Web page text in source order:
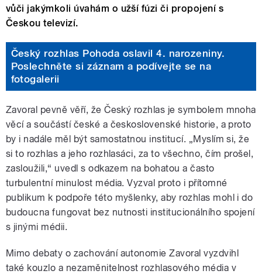
vůči jakýmkoli úvahám o užší fúzi či propojení s
Českou televizí.
Český rozhlas Pohoda oslavil 4. narozeniny.
Poslechněte si záznam a podívejte se na
fotogalerii
Zavoral pevně věří, že Český rozhlas je symbolem mnoha
věcí a součástí české a československé historie, a proto
by i nadále měl být samostatnou institucí. „Myslím si, že
si to rozhlas a jeho rozhlasáci, za to všechno, čím prošel,
zasloužili,“ uvedl s odkazem na bohatou a často
turbulentní minulost média. Vyzval proto i přítomné
publikum k podpoře této myšlenky, aby rozhlas mohl i do
budoucna fungovat bez nutnosti institucionálního spojení
s jinými médii.
Mimo debaty o zachování autonomie Zavoral vyzdvihl
také kouzlo a nezaměnitelnost rozhlasového média v